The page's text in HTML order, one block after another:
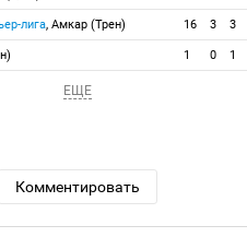
лига, Амкар (Трен) 16 3 3
1 0 1
ЕЩЕ
Комментировать